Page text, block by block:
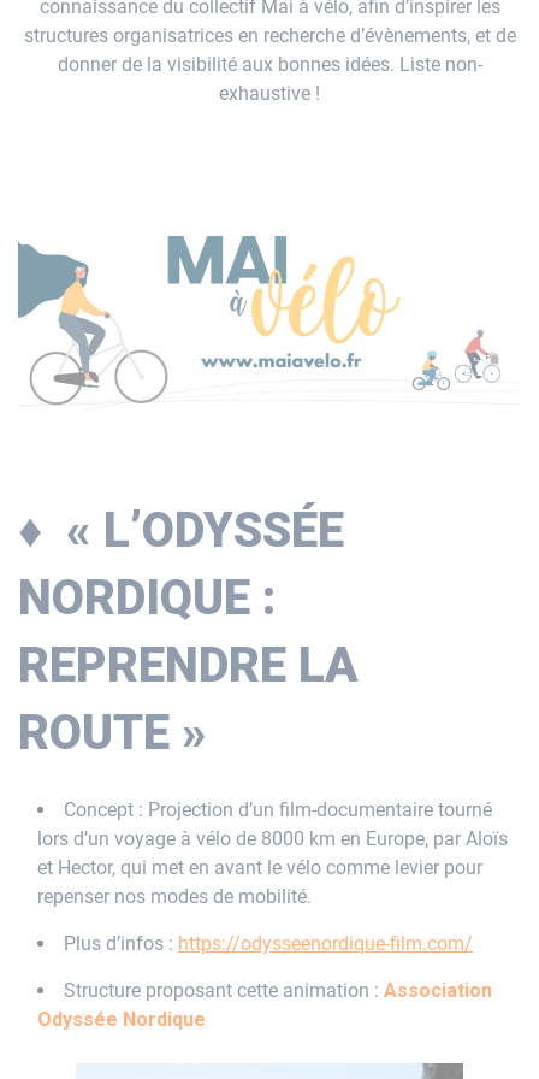
connaissance du collectif Mai à vélo, afin d’inspirer les
structures organisatrices en recherche d’évènements, et de
donner de la visibilité aux bonnes idées. Liste non-
exhaustive !
♦ « L’ODYSSÉE
NORDIQUE :
REPRENDRE LA
ROUTE »
Concept : Projection d’un film-documentaire tourné
lors d’un voyage à vélo de 8000 km en Europe, par Aloïs
et Hector, qui met en avant le vélo comme levier pour
repenser nos modes de mobilité.
Plus d’infos : https://odysseenordique-film.com/
Structure proposant cette animation : Association
Odyssée Nordique